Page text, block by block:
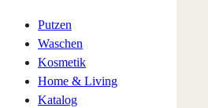
Putzen
Waschen
Kosmetik
Home & Living
Katalog